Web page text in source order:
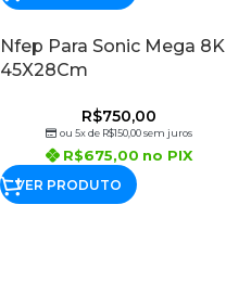
Nfep Para Sonic Mega 8K
45X28Cm
R$750,00
ou 5x de R$150,00sem juros
R$675,00 no PIX
VER PRODUTO